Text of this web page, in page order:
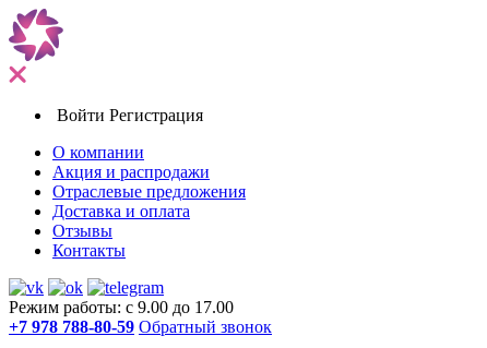
Войти Регистрация
О компании
Акция и распродажи
Отраслевые предложения
Доставка и оплата
Отзывы
Контакты
Режим работы: с 9.00 до 17.00
+7 978 788-80-59 Обратный звонок